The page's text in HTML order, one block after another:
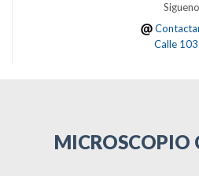
Calle
MICROSCOPIO